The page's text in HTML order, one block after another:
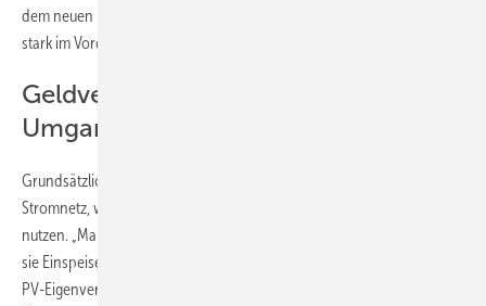
dem neuen Entwurf zum EEG 2023 steht der Eigenverbrauch noch zu
stark im Vordergrund“, kritisiert Dr. Julika Weiß.
Geldverlust durch sorglosen
Umgang mit Solarstrom
Grundsätzlich ist Eigenverbrauch sinnvoll: Haushalte stabilisieren das
Stromnetz, wenn sie ihren Solarstrom gezielt zur sonnigen Mittagszeit
nutzen. „Manche Haushalte verbrauchen jedoch extra viel Strom, weil
sie Einspeisen als pure Verschwendung empfinden: Wer heute eine
PV-Eigenverbrauchsanlage installiert, bekommt für jede eingespeiste